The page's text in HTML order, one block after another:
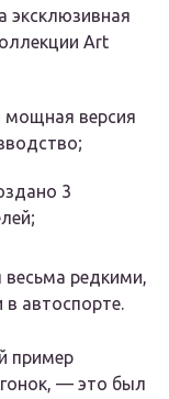
эксклюзивная
Art
мощная версия
3
весьма редкими,
автоспорте.
пример
— это был